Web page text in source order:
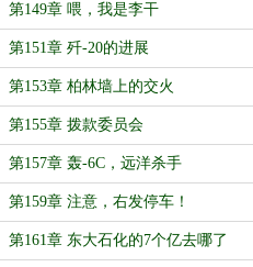
第149章 喂，我是李干
第151章 歼-20的进展
第153章 柏林墙上的交火
第155章 拨款委员会
第157章 轰-6C，远洋杀手
第159章 注意，右发停车！
第161章 东大石化的7个亿去哪了